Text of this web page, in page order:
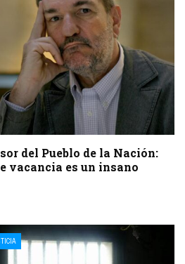
del Pueblo de la Nación:
vacancia es un insano